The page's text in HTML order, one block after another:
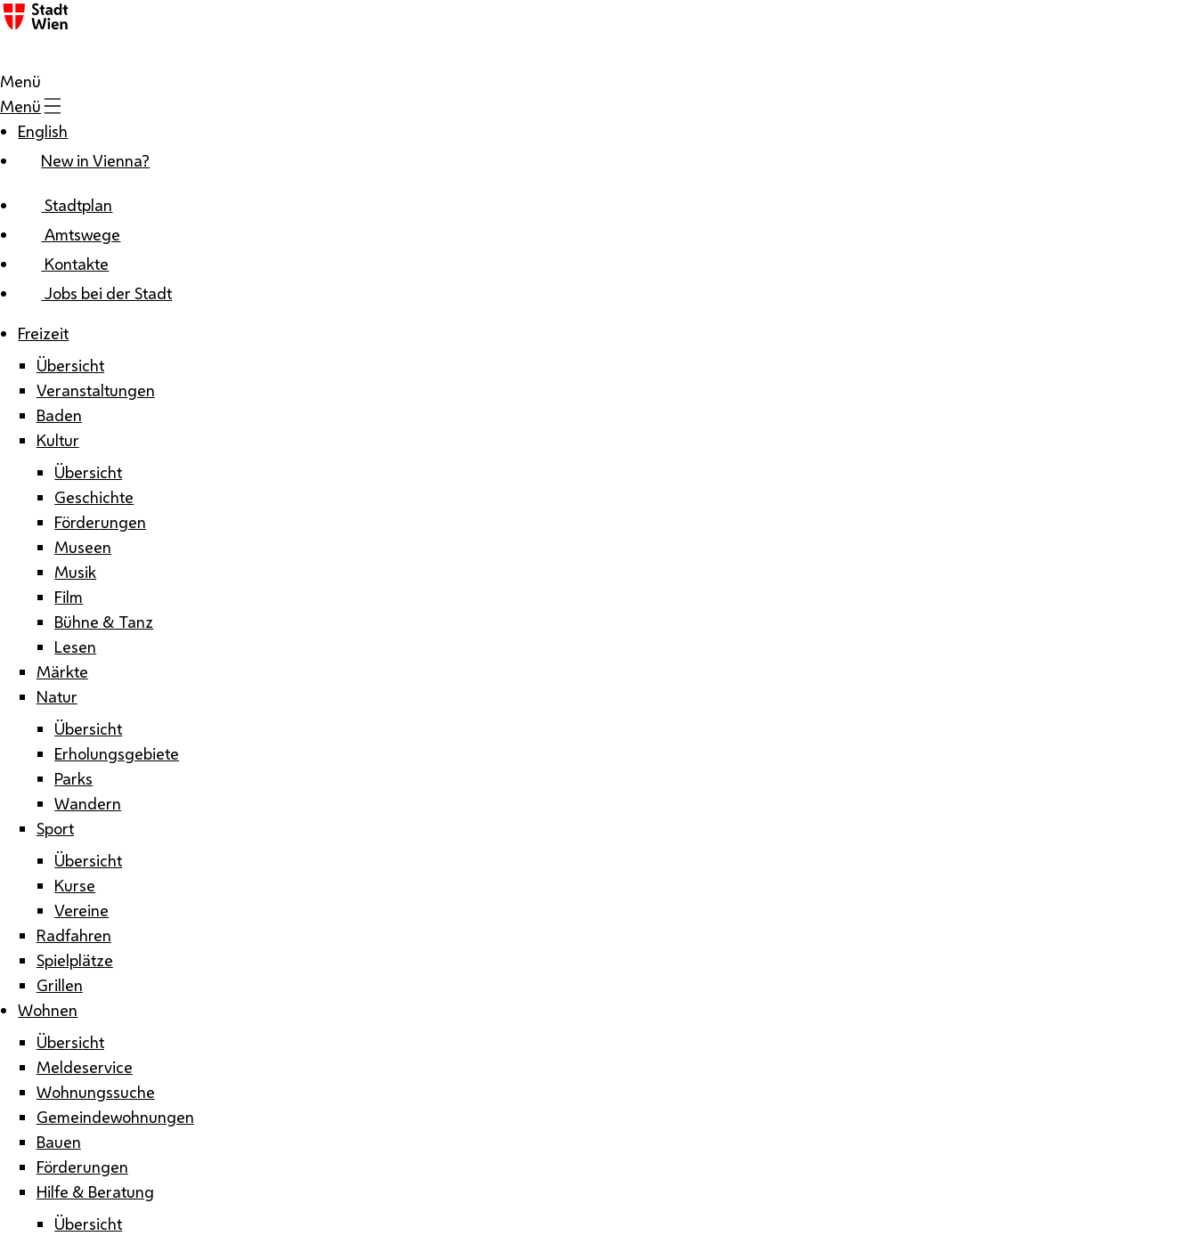
Zum Inhalt
Menü
Menü
English
New in Vienna?
Stadtplan
Amtswege
Kontakte
Jobs bei der Stadt
Freizeit
Übersicht
Veranstaltungen
Baden
Kultur
Übersicht
Geschichte
Förderungen
Museen
Musik
Film
Bühne & Tanz
Lesen
Märkte
Natur
Übersicht
Erholungsgebiete
Parks
Wandern
Sport
Übersicht
Kurse
Vereine
Radfahren
Spielplätze
Grillen
Wohnen
Übersicht
Meldeservice
Wohnungssuche
Gemeindewohnungen
Bauen
Förderungen
Hilfe & Beratung
Übersicht